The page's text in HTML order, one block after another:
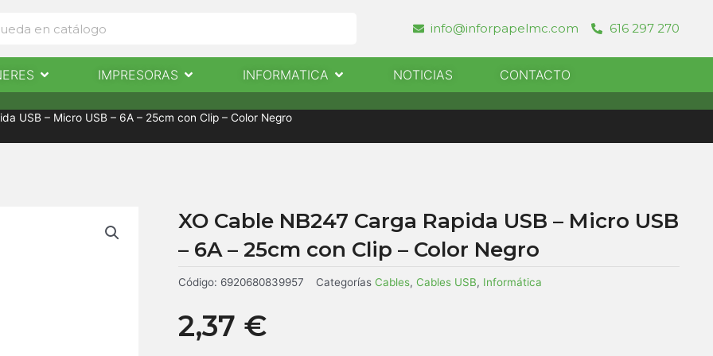
info@inforpapelmc.com 616 297 270
INFORMÁTICA NOTICIAS CONTACTO
Abrir EscaneresIMPRESORAS Abrir ImpresorasINFORMATICA Abrir InformaticaNOTICIAS CONTACTO
USB – Micro USB – 6A – 25cm con Clip – Color Negro
XO Cable NB247 Carga Rapida USB – Micro USB
– 6A – 25cm con Clip – Color Negro
Código: 6920680839957 Categorías Cables, Cables USB, Informática
2,37 €